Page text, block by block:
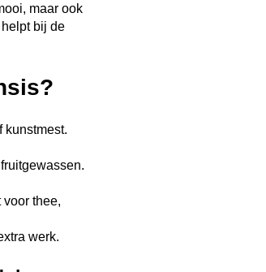
maar ook
bij de
kunstmest.
thee,
werk.